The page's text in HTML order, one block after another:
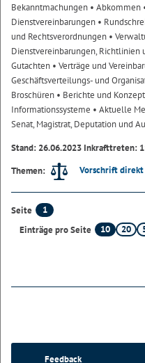
Bekanntmachungen • Abkommen
Dienstvereinbarungen •
und Rechtsverordnungen •
Dienstvereinbarungen, Richtlinien
Gutachten • Verträge und
Geschäftsverteilungs- und
Broschüren • Berichte und
Informationssysteme • Aktuelle
Senat, Magistrat, Deputation und
Stand: 26.06.2023 Inkrafttreten:
Themen:
Vorschrift
Seite
1
Einträge pro Seite
10 20
Feedback